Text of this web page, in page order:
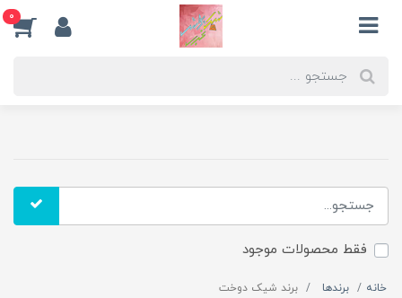
0
فقط محصولات موجود
خانه برندها برند شیک دوخت